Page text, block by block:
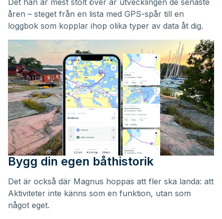
åren – steget från en lista med GPS-spår till en
loggbok som kopplar ihop olika typer av data åt dig.
Bygg din egen båthistorik
Det är också där Magnus hoppas att fler ska landa: att
Aktiviteter inte känns som en funktion, utan som
något eget.